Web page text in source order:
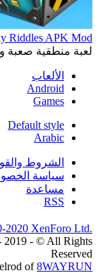
Riddles APK Mod
لعبة منطقية صعبة
الألعاب
Android
Games
Default style
Arabic
الشروط
سياسة
مساعدة
RSS
2020 XenForo Ltd.
2019 - © All Rights
Reserved
of8WAYRUN